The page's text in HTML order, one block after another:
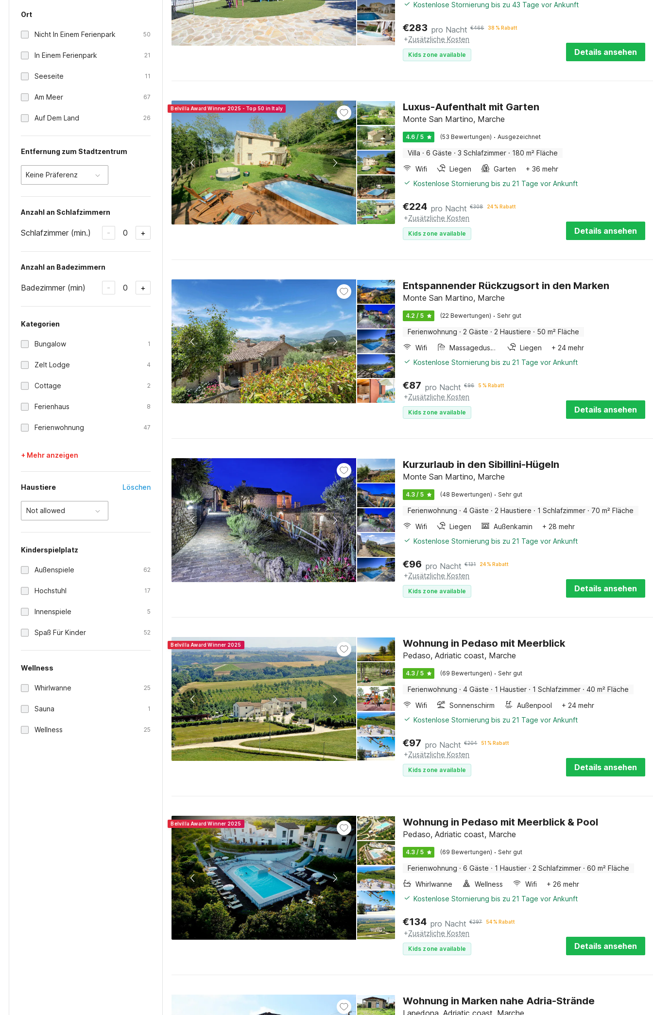
Ort
Nicht In Einem Ferienpark 50
In Einem Ferienpark 21
Seeseite 11
Am Meer 67
Auf Dem Land 26
Entfernung zum Stadtzentrum
Keine Präferenz
Anzahl an Schlafzimmern
Schlafzimmer (min.) - 0 +
Anzahl an Badezimmern
Badezimmer (min) - 0 +
Kategorien
Bungalow 1
Zelt Lodge 4
Cottage 2
Ferienhaus 8
Ferienwohnung 47
+ Mehr anzeigen
Haustiere Löschen
Not allowed
Kinderspielplatz
Außenspiele 62
Hochstuhl 17
Innenspiele 5
Spaß Für Kinder 52
Wellness
Whirlwanne 25
Sauna 1
Wellness 25
Kostenlose Stornierung bis zu 43 Tage vor Ankunft
€283 pro Nacht €466 38 % Rabatt
+Zusätzliche Kosten
Kids zone available Details ansehen
Belvilla Award Winner 2025 - Top 50 in Italy Luxus-Aufenthalt mit Garten
Monte San Martino, Marche
4.6 / 5 (53 Bewertungen) · Ausgezeichnet
Villa · 6 Gäste · 3 Schlafzimmer · 180 m² Fläche
Wifi
Liegen Garten
+ 36 mehr
Kostenlose Stornierung bis zu 21 Tage vor Ankunft
€224 pro Nacht €308 24 % Rabatt
+Zusätzliche Kosten
Kids zone available Details ansehen
Entspannender Rückzugsort in den Marken
Monte San Martino, Marche
4.2 / 5 (22 Bewertungen) · Sehr gut
Ferienwohnung · 2 Gäste · 2 Haustiere · 50 m² Fläche
Wifi
Massagedusche Liegen
+ 24 mehr
Kostenlose Stornierung bis zu 21 Tage vor Ankunft
€87 pro Nacht €96 5 % Rabatt
+Zusätzliche Kosten
Kids zone available Details ansehen
Kurzurlaub in den Sibillini-Hügeln
Monte San Martino, Marche
4.3 / 5 (48 Bewertungen) · Sehr gut
Ferienwohnung · 4 Gäste · 2 Haustiere · 1 Schlafzimmer · 70 m² Fläche
Wifi
Liegen Außenkamin
+ 28 mehr
Kostenlose Stornierung bis zu 21 Tage vor Ankunft
€96 pro Nacht €131 24 % Rabatt
+Zusätzliche Kosten
Kids zone available Details ansehen
Belvilla Award Winner 2025 Wohnung in Pedaso mit Meerblick
Pedaso, Adriatic coast, Marche
4.3 / 5 (69 Bewertungen) · Sehr gut
Ferienwohnung · 4 Gäste · 1 Haustier · 1 Schlafzimmer · 40 m² Fläche
Wifi
Sonnenschirm Außenpool
+ 24 mehr
Kostenlose Stornierung bis zu 21 Tage vor Ankunft
€97 pro Nacht €204 51 % Rabatt
+Zusätzliche Kosten
Kids zone available Details ansehen
Belvilla Award Winner 2025 Wohnung in Pedaso mit Meerblick & Pool
Pedaso, Adriatic coast, Marche
4.3 / 5 (69 Bewertungen) · Sehr gut
Ferienwohnung · 6 Gäste · 1 Haustier · 2 Schlafzimmer · 60 m² Fläche
Whirlwanne
Wellness Wifi
+ 26 mehr
Kostenlose Stornierung bis zu 21 Tage vor Ankunft
€134 pro Nacht €297 54 % Rabatt
+Zusätzliche Kosten
Kids zone available Details ansehen
Wohnung in Marken nahe Adria-Strände
Lapedona, Adriatic coast, Marche